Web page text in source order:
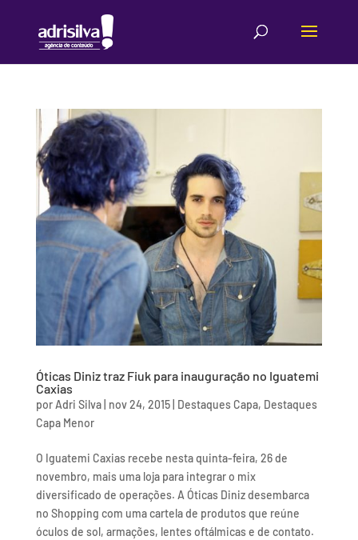
Óticas Diniz traz Fiuk para inauguração no Iguatemi
Caxias
porAdri Silva| nov 24, 2015| Destaques Capa, Destaques
Capa Menor
O Iguatemi Caxias recebe nesta quinta-feira, 26 de
novembro, mais uma loja para integrar o mix
diversificado de operações. A Óticas Diniz desembarca
no Shopping com uma cartela de produtos que reúne
óculos de sol, armações, lentes oftálmicas e de contato.